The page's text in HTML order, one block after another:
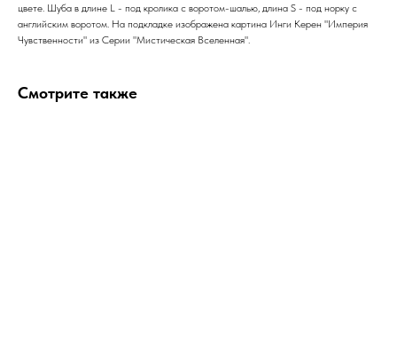
цвете. Шуба в длине L - под кролика с воротом-шалью, длина S - под норку с
английским воротом. На подкладке изображена картина Инги Керен "Империя
Чувственности" из Серии "Мистическая Вселенная".
Смотрите также